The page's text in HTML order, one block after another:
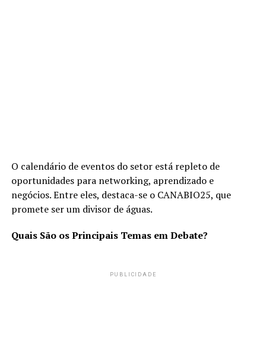
O calendário de eventos do setor está repleto de
oportunidades para networking, aprendizado e
negócios. Entre eles, destaca-se o CANABIO25, que
promete ser um divisor de águas.
Quais São os Principais Temas em Debate?
PUBLICIDADE